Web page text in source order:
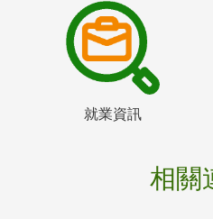
就業資訊
相關